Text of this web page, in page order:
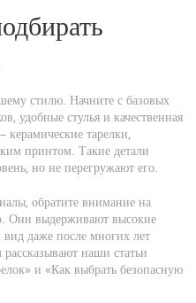
стилю. Начните с базовых
удобные стулья и качественная
керамические тарелки,
принтом. Такие детали
но не перегружают его.
обратите внимание на
Они выдерживают высокие
даже после многих лет
наши статьи
и «Как выбрать безопасную